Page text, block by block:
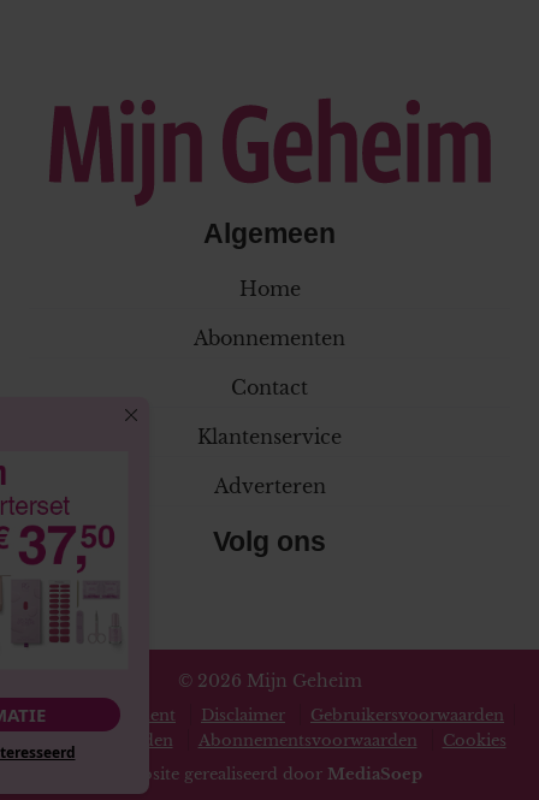
Algemeen
Home
Abonnementen
Contact
Klantenservice
Adverteren
Volg ons
© 2026 Mijn Geheim
Privacy statement Disclaimer
Gebruikersvoorwaarden
Spelvoorwaarden
Abonnementsvoorwaarden
Cookies
Website gerealiseerd door MediaSoep
MEER INFORMATIE
Nee, ik ben niet geïnteresseerd